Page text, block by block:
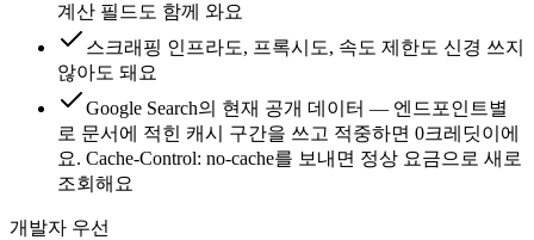
계산 필드도 함께 와요
스크래핑 인프라도, 프록시도, 속도 제한도 신경 쓰지
않아도 돼요
Google Search의 현재 공개 데이터 — 엔드포인트별
로 문서에 적힌 캐시 구간을 쓰고 적중하면 0크레딧이에
요. Cache-Control: no-cache를 보내면 정상 요금으로 새로
조회해요
개발자 우선